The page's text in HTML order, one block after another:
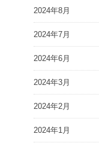
2024年8月
2024年7月
2024年6月
2024年3月
2024年2月
2024年1月